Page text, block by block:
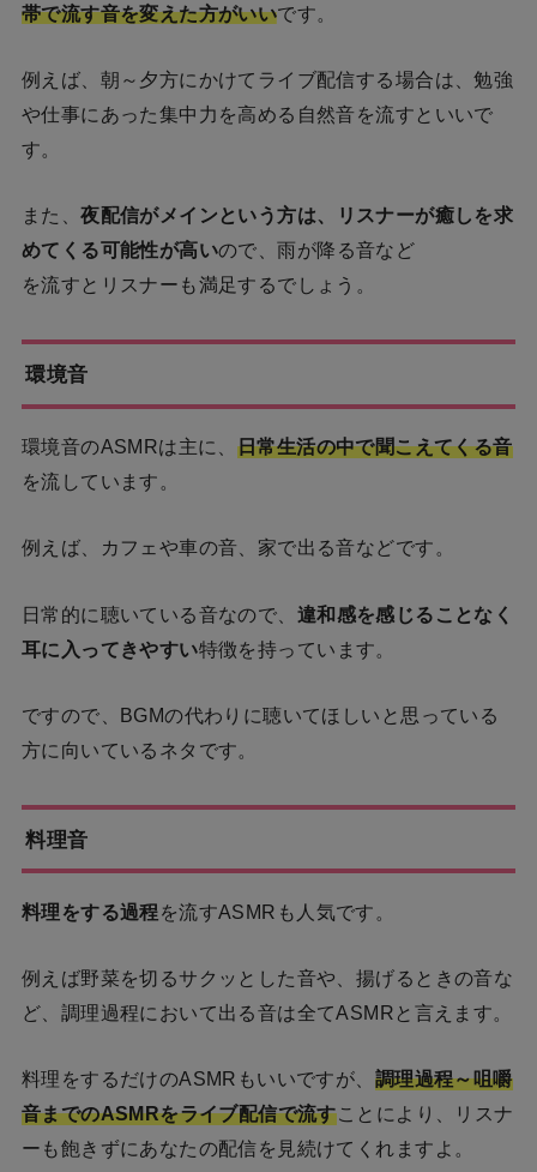
帯で流す音を変えた方がいいです。
例えば、朝～夕方にかけてライブ配信する場合は、勉強
や仕事にあった集中力を高める自然音を流すといいで
す。
また、夜配信がメインという方は、リスナーが癒しを求
めてくる可能性が高いので、雨が降る音など
を流すとリスナーも満足するでしょう。
環境音
環境音のASMRは主に、 日常生活の中で聞こえてくる音
を流しています。
例えば、カフェや車の音、家で出る音などです。
日常的に聴いている音なので、 違和感を感じることなく
耳に入ってきやすい特徴を持っています。
ですので、BGMの代わりに聴いてほしいと思っている
方に向いているネタです。
料理音
料理をする過程を流すASMRも人気です。
例えば野菜を切るサクッとした音や、揚げるときの音な
ど、調理過程において出る音は全てASMRと言えます。
料理をするだけのASMRもいいですが、 調理過程～咀嚼
音までのASMRをライブ配信で流すことにより、リスナ
ーも飽きずにあなたの配信を見続けてくれますよ。